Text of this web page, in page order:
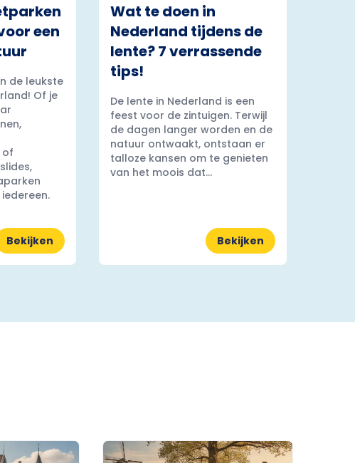
een
de leukste
Of je
of
Bekijken
Wat te doen in
Nederland tijdens de
lente? 7 verrassende
tips!
De lente in Nederland is een
feest voor de zintuigen. Terwijl
de dagen langer worden en de
natuur ontwaakt, ontstaan er
talloze kansen om te genieten
van het moois dat...
Bekijken